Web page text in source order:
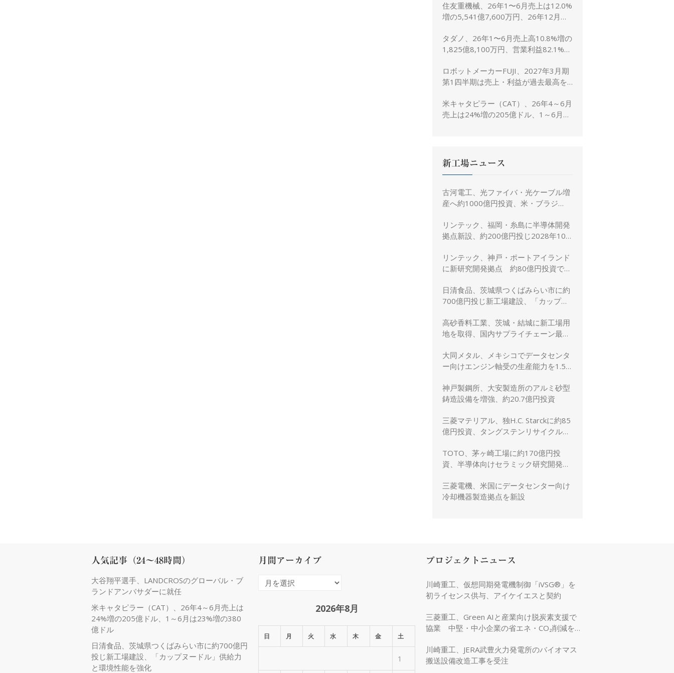
住友重機械、26年1〜6月売上は12.0%
増の5,541億7,600万円、26年12月期
修正
タダノ、26年1〜6月売上高10.8%増の
1,825億8,100万円、営業利益82.1%増
置き
ロボットメーカーFUJI、2027年3月期
第1四半期は売上・利益が過去最高を
米キャタピラー（CAT）、26年4～6月
売上は24%増の205億ドル、1～6月は
新工場ニュース
古河電工、光ファイバ・光ケーブル増
産へ約1000億円投資、米・ブラジ
リンテック、福岡・糸島に半導体開発
拠点新設、約200億円投じ2028年10
リンテック、神戸・ポートアイランド
に新研究開発拠点 約80億円投資で新
日清食品、茨城県つくばみらい市に約
700億円投じ新工場建設、「カップヌ
高砂香料工業、茨城・結城に新工場用
地を取得、国内サプライチェーン最適
大同メタル、メキシコでデータセンタ
ー向けエンジン軸受の生産能力を1.5
神戸製鋼所、大安製造所のアルミ砂型
鋳造設備を増強、約20.7億円投資
三菱マテリアル、独H.C. Starckに約85
億円投資、タングステンリサイクル能
TOTO、茅ヶ崎工場に約170億円投
資、半導体向けセラミック研究開発棟
三菱電機、米国にデータセンター向け
冷却機器製造拠点を新設
人気記事（24～48時間）
大谷翔平選手、LANDCROSのグローバル・ブ
ランドアンバサダーに就任
米キャタピラー（CAT）、26年4～6月売上は
24%増の205億ドル、1～6月は23%増の380
億ドル
日清食品、茨城県つくばみらい市に約700億円
投じ新工場建設、「カップヌードル」供給力
と環境性能を強化
月間アーカイブ
カ
イ
2026年8月
日 月 火 水 木 金 土
1
プロジェクトニュース
川崎重工、仮想同期発電機制御「iVSG®」を
初ライセンス供与、アイケイエスと契約
三菱重工、Green AIと産業向け脱炭素支援で
協業 中堅・中小企業の省エネ・CO₂削減を強
川崎重工、JERA武豊火力発電所のバイオマス
搬送設備改造工事を受注